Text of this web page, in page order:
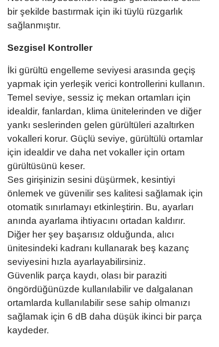
bir şekilde bastırmak için iki tüylü rüzgarlık
sağlanmıştır.
Sezgisel Kontroller
İki gürültü engelleme seviyesi arasında geçiş
yapmak için yerleşik verici kontrollerini kullanın.
Temel seviye, sessiz iç mekan ortamları için
idealdir, fanlardan, klima ünitelerinden ve diğer
yankı seslerinden gelen gürültüleri azaltırken
vokalleri korur. Güçlü seviye, gürültülü ortamlar
için idealdir ve daha net vokaller için ortam
gürültüsünü keser.
Ses girişinizin sesini düşürmek, kesintiyi
önlemek ve güvenilir ses kalitesi sağlamak için
otomatik sınırlamayı etkinleştirin. Bu, ayarları
anında ayarlama ihtiyacını ortadan kaldırır.
Diğer her şey başarısız olduğunda, alıcı
ünitesindeki kadranı kullanarak beş kazanç
seviyesini hızla ayarlayabilirsiniz.
Güvenlik parça kaydı, olası bir paraziti
öngördüğünüzde kullanılabilir ve dalgalanan
ortamlarda kullanılabilir sese sahip olmanızı
sağlamak için 6 dB daha düşük ikinci bir parça
kaydeder.